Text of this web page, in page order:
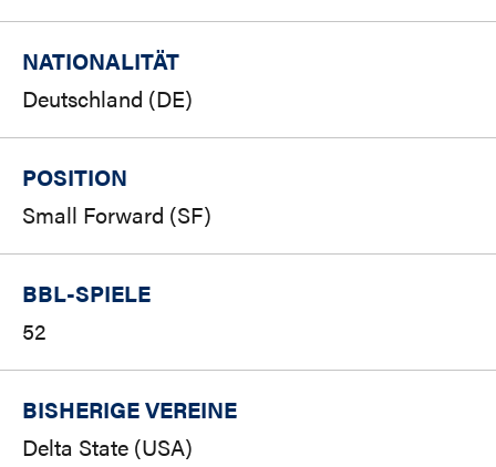
NATIONALITÄT
Deutschland (DE)
POSITION
Small Forward (SF)
BBL-SPIELE
52
BISHERIGE VEREINE
Delta State (USA)